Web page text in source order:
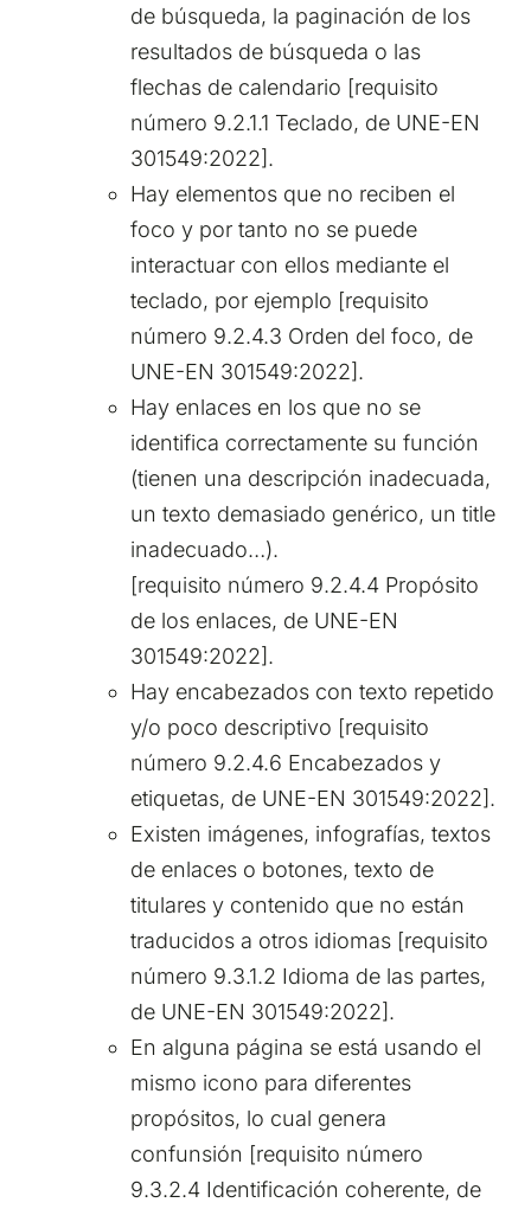
de búsqueda, la paginación de los
resultados de búsqueda o las
flechas de calendario [requisito
número 9.2.1.1 Teclado, de UNE-EN
301549:2022].
Hay elementos que no reciben el
foco y por tanto no se puede
interactuar con ellos mediante el
teclado, por ejemplo [requisito
número 9.2.4.3 Orden del foco, de
UNE-EN 301549:2022].
Hay enlaces en los que no se
identifica correctamente su función
(tienen una descripción inadecuada,
un texto demasiado genérico, un title
inadecuado…).
[requisito número 9.2.4.4 Propósito
de los enlaces, de UNE-EN
301549:2022].
Hay encabezados con texto repetido
y/o poco descriptivo [requisito
número 9.2.4.6 Encabezados y
etiquetas, de UNE-EN 301549:2022].
Existen imágenes, infografías, textos
de enlaces o botones, texto de
titulares y contenido que no están
traducidos a otros idiomas [requisito
número 9.3.1.2 Idioma de las partes,
de UNE-EN 301549:2022].
En alguna página se está usando el
mismo icono para diferentes
propósitos, lo cual genera
confunsión [requisito número
9.3.2.4 Identificación coherente, de